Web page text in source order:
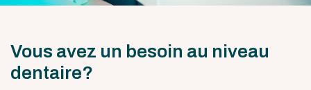
Vous avez un besoin au niveau
dentaire?